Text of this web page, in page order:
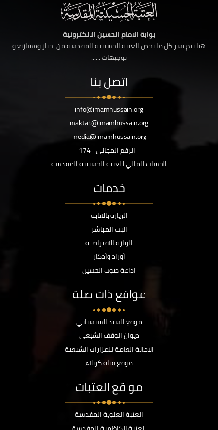
بوابة الامام الحسين الالكترونية
هنا يتم نشر كل ما يخص العتبة الحسينية المقدسة من اخبار ومشاريع و
توجيهات ......
اتصل بنا
info@imamhussain.org
maktab@imamhussain.org
media@imamhussain.org
الرقم المجاني 174
الحساب المالي للعتبة الحسينية المقدسة
خدمات
الزيارة بالانابة
البث المباشر
الزيارة الافتراضية
أوراد وأذكار
اذاعة صوت الحسين
مواقع ذات صلة
موقع السيد السيستاني
ديوان الوقف الشيعي
الامانة العامة للمزارات الشيعية
موقع قناة كربلاء
مواقع العتبات
العتبة العلوية المقدسة